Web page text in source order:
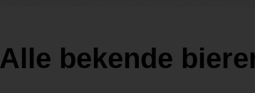
Alle bekende